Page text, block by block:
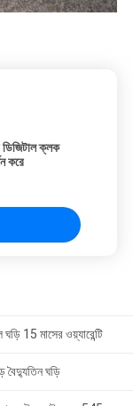
ক্লক
করে
15 মাসের ওয়্যারেন্টি
ঘড়ি